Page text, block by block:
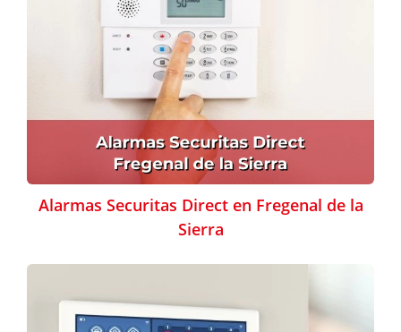
Alarmas Securitas Direct en Fregenal de la
Sierra